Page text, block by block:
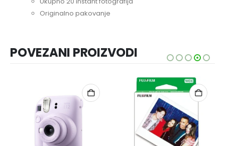
Originalno pakovanje
POVEZANI PROIZVODI